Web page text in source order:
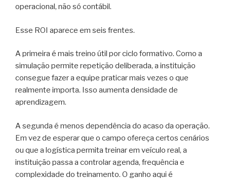
operacional, não só contábil.
Esse ROI aparece em seis frentes.
A primeira é mais treino útil por ciclo formativo. Como a
simulação permite repetição deliberada, a instituição
consegue fazer a equipe praticar mais vezes o que
realmente importa. Isso aumenta densidade de
aprendizagem.
A segunda é menos dependência do acaso da operação.
Em vez de esperar que o campo ofereça certos cenários
ou que a logística permita treinar em veículo real, a
instituição passa a controlar agenda, frequência e
complexidade do treinamento. O ganho aqui é